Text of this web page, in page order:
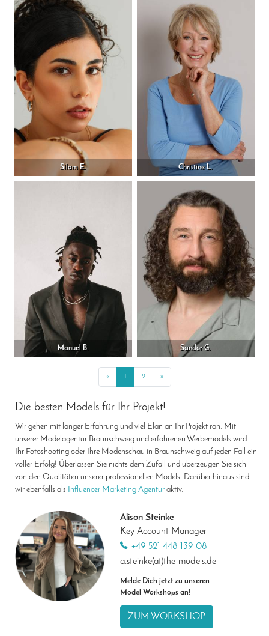
Silam E. Christine L.
Manuel B. Sandor G.
«Previous
1 2 »Next
Die besten Models für Ihr Projekt!
Wir gehen mit langer Erfahrung und viel Elan an Ihr Projekt ran. Mit
unserer Modelagentur Braunschweig und erfahrenen Werbemodels wird
Ihr Fotoshooting oder Ihre Modenschau in Braunschweig auf jeden Fall ein
voller Erfolg! Überlassen Sie nichts dem Zufall und überzeugen Sie sich
von den Qualitäten unserer professionellen Models. Darüber hinaus sind
wir ebenfalls als Influencer Marketing Agentur aktiv.
Alison Steinke
Key Account Manager
+49 521 448 139 08
a.steinke(at)the-models.de
Melde Dich jetzt zu unseren
Model Workshops an!
ZUM WORKSHOP